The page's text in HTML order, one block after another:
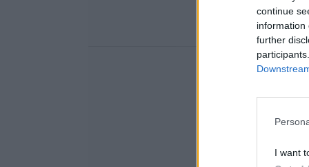
continue
information
further
I want